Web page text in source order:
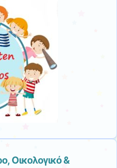
Οικολογικό &